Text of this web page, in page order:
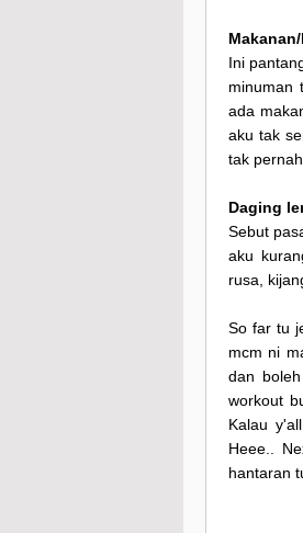
Ini
minuman
ada
aku tak
tak
Daging
Sebut
aku
rusa,
So far tu
mcm ni
dan
workout
Kalau y'all
Heee..
hantaran